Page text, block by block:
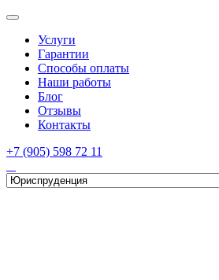
Услуги
Гарантии
Способы оплаты
Наши работы
Блог
Отзывы
Контакты
+7 (905) 598 72 11